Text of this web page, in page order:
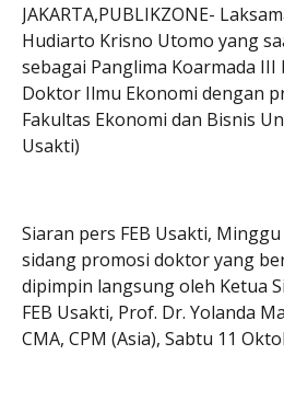
JAKARTA,PUBLIKZONE-
Hudiarto Krisno Utomo yang
sebagai Panglima Koarmada
Doktor Ilmu Ekonomi dengan
Fakultas Ekonomi dan Bisnis
Usakti)
Siaran pers FEB Usakti,
sidang promosi doktor yang
dipimpin langsung oleh Ketua
FEB Usakti, Prof. Dr. Yolanda
CMA, CPM (Asia), Sabtu 11